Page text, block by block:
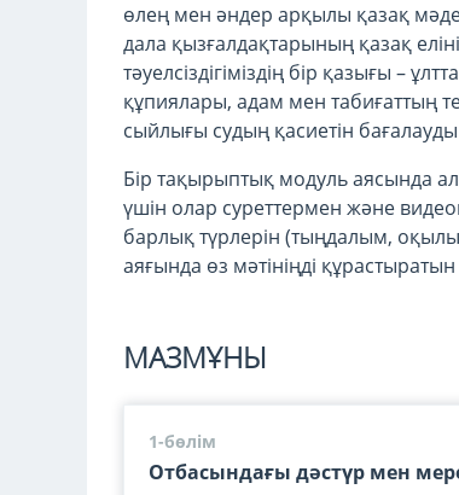
өлең мен әндер арқылы қазақ
дала қызғалдақтарының қазақ
тәуелсіздігіміздің бір қазығы –
құпиялары, адам мен табиғаттың
сыйлығы судың қасиетін
Бір тақырыптық модуль аясында
үшін олар суреттермен және
барлық түрлерін (тыңдалым,
аяғында өз мәтініңді
МАЗМҰНЫ
1-бөлім
Отбасындағы дәстүр мен